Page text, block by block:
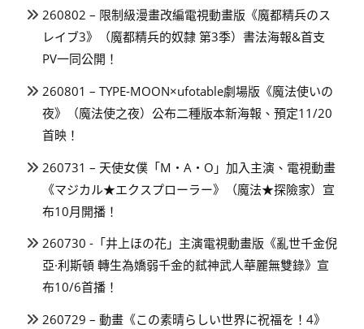
260802 – 限制級漫畫改編電視動畫版《魔都精兵のス
レイブ3》（魔都精兵的奴隸 第3季）書法海報&首支
PV一同公開！
260801 – TYPE-MOON×ufotable劇場版《魔法使いの
夜》（魔法使之夜）公布二種版本新海報、預定11/20
首映！
260731 – 天使女僕「M・A・O」加入主演、電視動畫
《マジカル★エクスプローラー》（魔法★探險家）宣
布10月開播！
260730 -「井上ほの花」主演電視動畫版《亂世千金倪
亞·利斯頓 轉生為嬌弱千金的弒神武人華麗無雙錄》宣
布10/6首播！
260729 – 動畫《この素晴らしい世界に祝福を！4》